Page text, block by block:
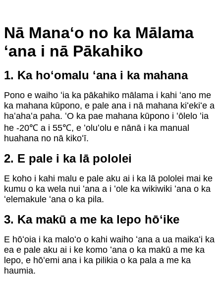
Nā Manaʻo no ka Mālama
ʻana i nā Pākahiko
1. Ka hoʻomalu ʻana i ka mahana
Pono e waiho ʻia ka pākahiko mālama i kahi ʻano me
ka mahana kūpono, e pale ana i nā mahana kiʻekiʻe a
haʻahaʻa paha. ʻO ka pae mahana kūpono i ʻōlelo ʻia
he -20℃ a i 55℃, e ʻoluʻolu e nānā i ka manual
huahana no nā kikoʻī.
2. E pale i ka lā pololei
E koho i kahi malu e pale aku ai i ka lā pololei mai ke
kumu o ka wela nui ʻana a i ʻole ka wikiwiki ʻana o ka
ʻelemakule ʻana o ka pila.
3. Ka makū a me ka lepo hōʻike
E hōʻoia i ka maloʻo o kahi waiho ʻana a ua maikaʻi ka
ea e pale aku ai i ke komo ʻana o ka makū a me ka
lepo, e hōʻemi ana i ka pilikia o ka pala a me ka
haumia.